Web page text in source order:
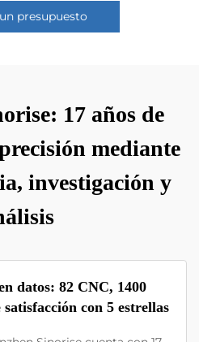
presupuesto
17 años de
mediante
investigación y
datos: 82 CNC, 1400
con 5 estrellas